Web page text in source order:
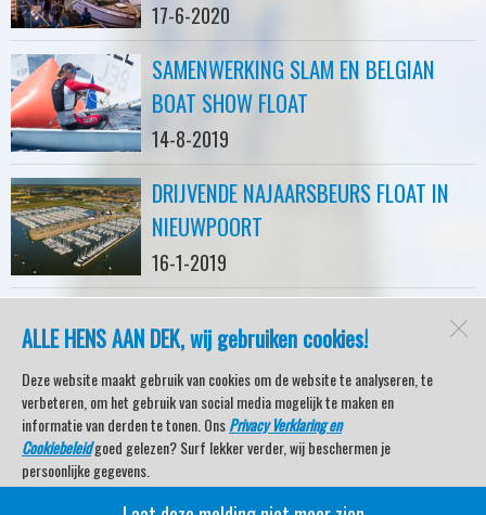
ALLE HENS AAN DEK, wij gebruiken cookies!
Deze website maakt gebruik van cookies om de website te analyseren, te
verbeteren, om het gebruik van social media mogelijk te maken en
informatie van derden te tonen. OnsPrivacy Verklaring en
Cookiebeleidgoed gelezen? Surf lekker verder, wij beschermen je
persoonlijke gegevens.
17-6-2020
SAMENWERKING SLAM EN BELGIAN
BOAT SHOW FLOAT
14-8-2019
DRIJVENDE NAJAARSBEURS FLOAT IN
NIEUWPOORT
16-1-2019
watersport-tv
Lemmer
Open desktopversie